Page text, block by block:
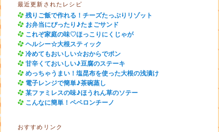
最近更新されたレシピ
残りご飯で作れる！チーズたっぷりリゾット
お弁当にぴったり♪たまごサンド
これぞ家庭の味♡ほっこりにくじゃが
ヘルシー☆大根スティック
冷めてもおいしい☆おからでポン
甘辛くておいしい♪豆腐のステーキ
めっちゃうまい！塩昆布を使った大根の浅漬け
電子レンジで簡単♪茶碗蒸し
某ファミレスの味♪ほうれん草のソテー
こんなに簡単！ペペロンチーノ
おすすめリンク